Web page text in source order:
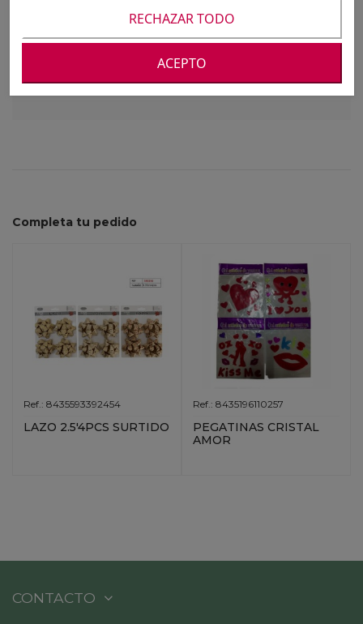
Completa tu pedido
Ref.: 8435593392454
LAZO 2.5'4PCS SURTIDO
Ref.: 8435196110257
PEGATINAS CRISTAL
AMOR
CONTACTO
RECHAZAR TODO
ACEPTO